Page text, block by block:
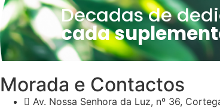
Decadas de
cada
Morada e Contactos
Av. Nossa Senhora da Luz, nº 36,